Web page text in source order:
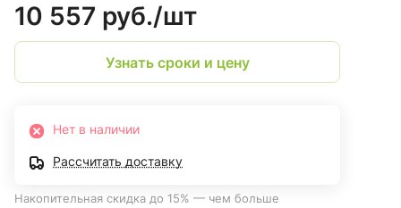
10 557 руб./шт
Узнать сроки и цену
Нет в наличии
Рассчитать доставку
Накопительная скидка до 15% — чем больше